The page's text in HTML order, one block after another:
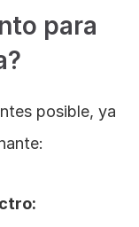
para
posible, ya